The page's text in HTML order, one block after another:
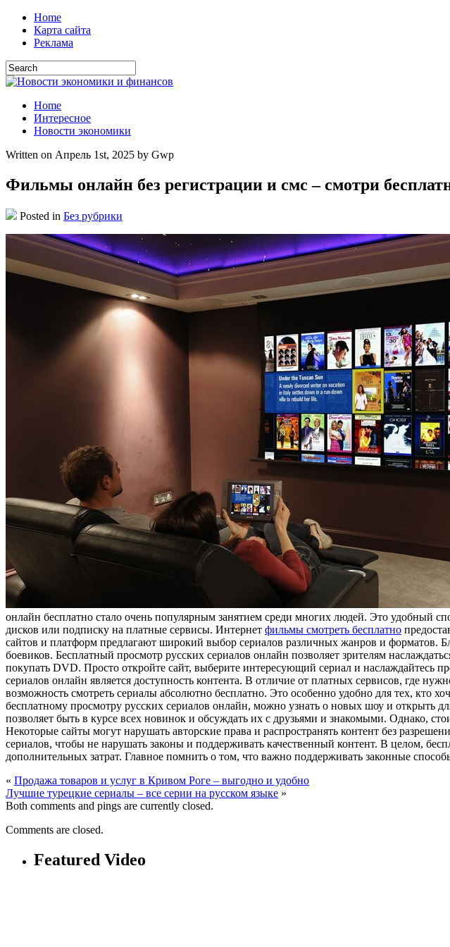
Home
Карта сайта
Реклама
Home
Интересное
Новости экономики
Written on Апрель 1st, 2025 by Gwp
Фильмы онлайн без регистрации и смс – смотри
Posted in Без рубрики
онлайн бесплатно стало очень популярным занятием среди многих людей. Это удобный
дисков или подписку на платные сервисы. Интернет фильмы смотреть бесплатно
сайтов и платформ предлагают широкий выбор сериалов различных жанров и форматов.
боевиков. Бесплатный просмотр русских сериалов онлайн позволяет зрителям
покупать DVD. Просто откройте сайт, выберите интересующий сериал и наслаждайтесь
сериалов онлайн является доступность контента. В отличие от платных сервисов, где
возможность смотреть сериалы абсолютно бесплатно. Это особенно удобно для тех, кто
бесплатному просмотру русских сериалов онлайн, можно узнать о новых шоу и открыть
позволяет быть в курсе всех новинок и обсуждать их с друзьями и знакомыми. Однако,
Некоторые сайты могут нарушать авторские права и распространять контент без
сериалов, чтобы не нарушать законы и поддерживать качественный контент. В целом,
дополнительных затрат. Главное помнить о том, что важно поддерживать законные
« Продажа товаров и услуг в Кривом Роге – выгодно и удобно
Лучшие турецкие сериалы – все серии на русском языке »
Both comments and pings are currently closed.
Comments are closed.
Featured Video